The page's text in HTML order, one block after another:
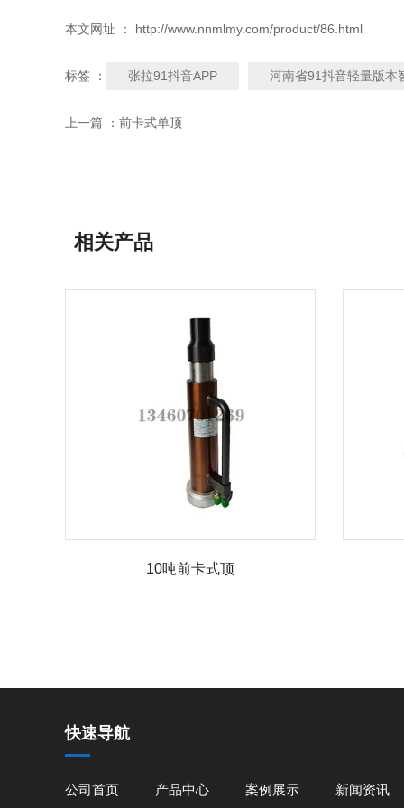
本文网址 ： http://www.nnmlmy.com/product/86.html
标签 ： 张拉91抖音APP 河南省91抖音轻量版本
上一篇 ： 前卡式单顶
相关产品
10吨前卡式顶
快速导航
公司首页 产品中心 案例展示 新闻资讯